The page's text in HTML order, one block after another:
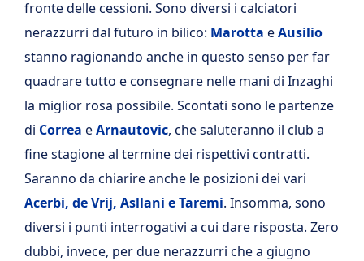
fronte delle cessioni. Sono diversi i calciatori
nerazzurri dal futuro in bilico: Marotta eAusilio
stanno ragionando anche in questo senso per far
quadrare tutto e consegnare nelle mani di Inzaghi
la miglior rosa possibile. Scontati sono le partenze
di Correa eArnautovic, che saluteranno il club a
fine stagione al termine dei rispettivi contratti.
Saranno da chiarire anche le posizioni dei vari
Acerbi, de Vrij, Asllani e Taremi. Insomma, sono
diversi i punti interrogativi a cui dare risposta. Zero
dubbi, invece, per due nerazzurri che a giugno